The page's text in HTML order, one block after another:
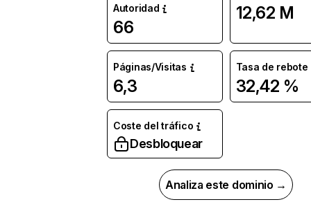
Autoridad
66
12,62 M
Páginas/Visitas
6,3
Tasa de rebote
32,42 %
Coste del tráfico
Desbloquear
Analiza este dominio →